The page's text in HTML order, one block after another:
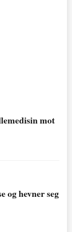
mot
og hevner seg